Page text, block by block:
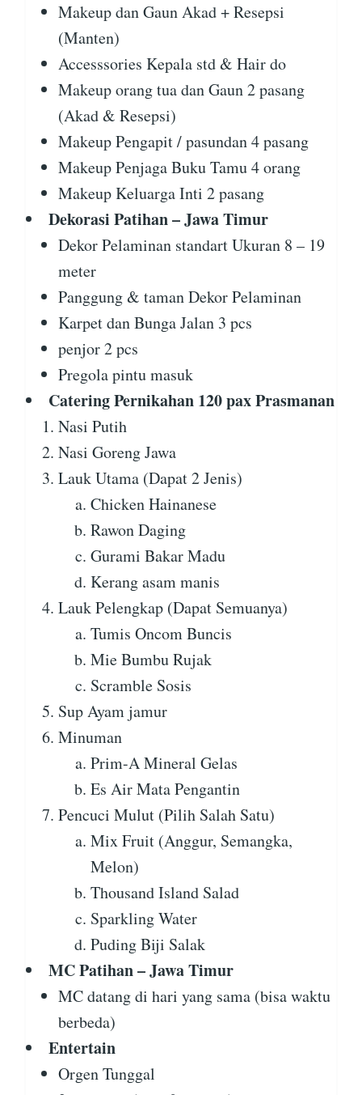
Makeup dan Gaun Akad + Resepsi
(Manten)
Accesssories Kepala std & Hair do
Makeup orang tua dan Gaun 2 pasang
(Akad & Resepsi)
Makeup Pengapit / pasundan 4 pasang
Makeup Penjaga Buku Tamu 4 orang
Makeup Keluarga Inti 2 pasang
Dekorasi Patihan – Jawa Timur
Dekor Pelaminan standart Ukuran 8 – 19
meter
Panggung & taman Dekor Pelaminan
Karpet dan Bunga Jalan 3 pcs
penjor 2 pcs
Pregola pintu masuk
Catering Pernikahan 120 pax Prasmanan
Nasi Putih
Nasi Goreng Jawa
Lauk Utama (Dapat 2 Jenis)
Chicken Hainanese
Rawon Daging
Gurami Bakar Madu
Kerang asam manis
Lauk Pelengkap (Dapat Semuanya)
Tumis Oncom Buncis
Mie Bumbu Rujak
Scramble Sosis
Sup Ayam jamur
Minuman
Prim-A Mineral Gelas
Es Air Mata Pengantin
Pencuci Mulut (Pilih Salah Satu)
Mix Fruit (Anggur, Semangka,
Melon)
Thousand Island Salad
Sparkling Water
Puding Biji Salak
MC Patihan – Jawa Timur
MC datang di hari yang sama (bisa waktu
berbeda)
Entertain
Orgen Tunggal